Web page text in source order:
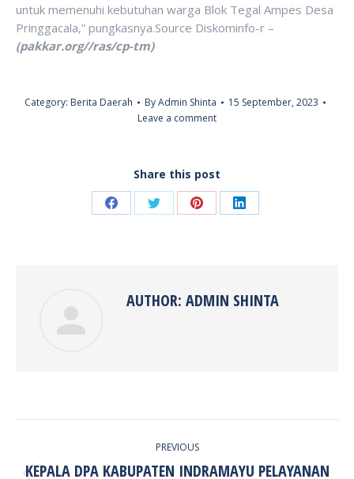
untuk memenuhi kebutuhan warga Blok Tegal Ampes Desa
Pringgacala,” pungkasnya.Source Diskominfo-r –
(pakkar.org//ras/cp-tm)
Category: Berita Daerah ByAdmin Shinta
15 September, 2023
Leave a comment
Share this post
Share Share Share Share
AUTHOR: ADMIN SHINTA
PREVIOUS
KEPALA DPA KABUPATEN INDRAMAYU PELAYANAN